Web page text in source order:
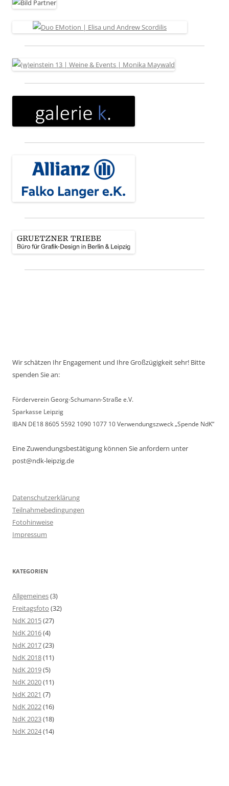
Wir schätzen Ihr Engagement und Ihre Großzügigkeit sehr! Bitte
spenden Sie an:
Förderverein Georg-Schumann-Straße e.V.
Sparkasse Leipzig
IBAN DE18 8605 5592 1090 1077 10 Verwendungszweck „Spende NdK“
Eine Zuwendungsbestätigung können Sie anfordern unter
post@ndk-leipzig.de
Datenschutzerklärung
Teilnahmebedingungen
Fotohinweise
Impressum
KATEGORIEN
Allgemeines(3)
Freitagsfoto (32)
NdK 2015(27)
NdK 2016(4)
NdK 2017(23)
NdK 2018(11)
NdK 2019(5)
NdK 2020(11)
NdK 2021 (7)
NdK 2022(16)
NdK 2023(18)
NdK 2024(14)